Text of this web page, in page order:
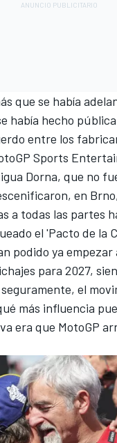
que se había
había hecho
entre los
Sports
Dorna, que no
en
a todas las partes
el 'Pacto de la
podido ya empezar
para 2027,
el
más influencia
era que MotoGP